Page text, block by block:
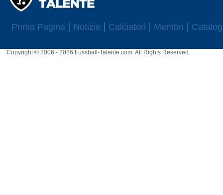
Prima Pagina Notizie Calciatori Membri
Copyright © 2006 - 2026 Fussball-Talente.com. All Rights Reserved.